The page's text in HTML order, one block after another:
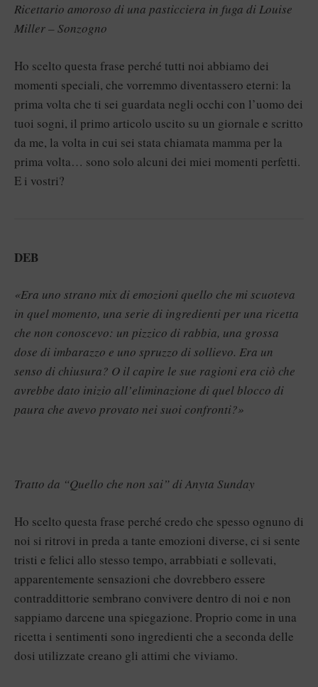
Ricettario amoroso di una pasticciera in fuga di Louise
Miller – Sonzogno
Ho scelto questa frase perché tutti noi abbiamo dei
momenti speciali, che vorremmo diventassero eterni: la
prima volta che ti sei guardata negli occhi con l’uomo dei
tuoi sogni, il primo articolo uscito su un giornale e scritto
da me, la volta in cui sei stata chiamata mamma per la
prima volta… sono solo alcuni dei miei momenti perfetti.
E i vostri?
DEB
«Era uno strano mix di emozioni quello che mi scuoteva
in quel momento, una serie di ingredienti per una ricetta
che non conoscevo: un pizzico di rabbia, una grossa
dose di imbarazzo e uno spruzzo di sollievo. Era un
senso di chiusura? O il capire le sue ragioni era ciò che
avrebbe dato inizio all’eliminazione di quel blocco di
paura che avevo provato nei suoi confronti?»
Tratto da “Quello che non sai” di Anyta Sunday
Ho scelto questa frase perché credo che spesso ognuno di
noi si ritrovi in preda a tante emozioni diverse, ci si sente
tristi e felici allo stesso tempo, arrabbiati e sollevati,
apparentemente sensazioni che dovrebbero essere
contraddittorie sembrano convivere dentro di noi e non
sappiamo darcene una spiegazione. Proprio come in una
ricetta i sentimenti sono ingredienti che a seconda delle
dosi utilizzate creano gli attimi che viviamo.